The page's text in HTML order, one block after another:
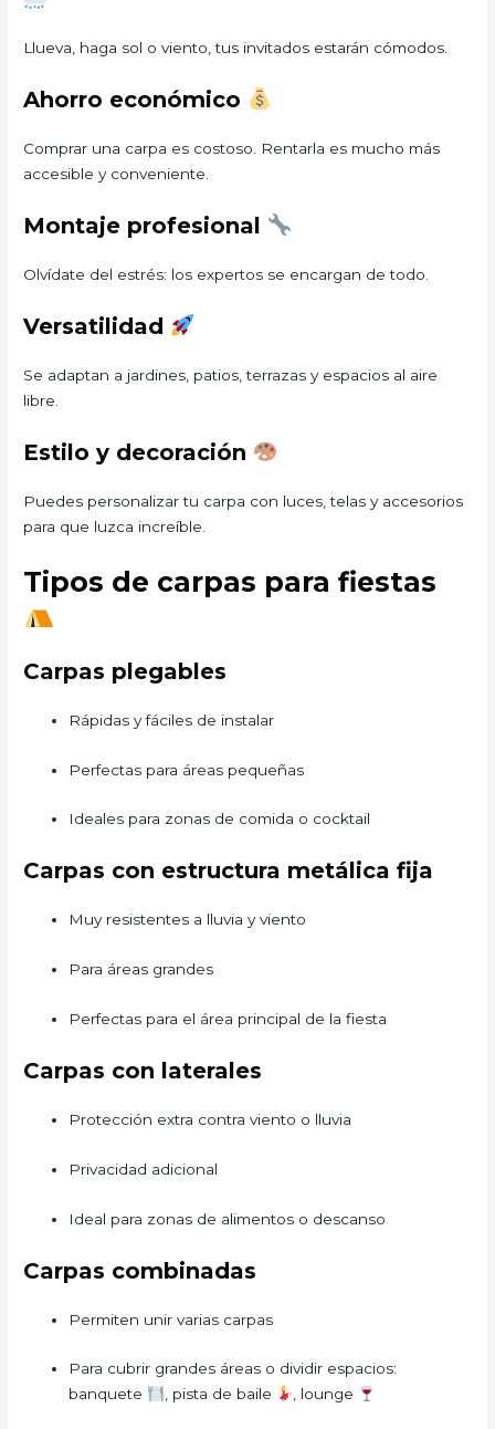
Llueva, haga sol o viento, tus invitados estarán cómodos.
Ahorro económico
Comprar una carpa es costoso. Rentarla es mucho más
accesible y conveniente.
Montaje profesional
Olvídate del estrés: los expertos se encargan de todo.
Versatilidad
Se adaptan a jardines, patios, terrazas y espacios al aire
libre.
Estilo y decoración
Puedes personalizar tu carpa con luces, telas y accesorios
para que luzca increíble.
Tipos de carpas para fiestas
Carpas plegables
Rápidas y fáciles de instalar
Perfectas para áreas pequeñas
Ideales para zonas de comida o cocktail
Carpas con estructura metálica fija
Muy resistentes a lluvia y viento
Para áreas grandes
Perfectas para el área principal de la fiesta
Carpas con laterales
Protección extra contra viento o lluvia
Privacidad adicional
Ideal para zonas de alimentos o descanso
Carpas combinadas
Permiten unir varias carpas
Para cubrir grandes áreas o dividir espacios:
banquete
, pista de baile , lounge